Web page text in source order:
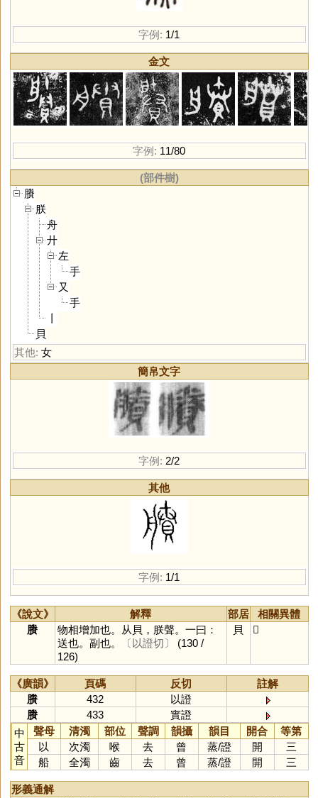
字例: 1/1
金文
字例: 11/80
(部件樹)
賸
朕
舟
廾
左
手
又
手
貝
其他: 女
簡帛文字
字例: 2/2
其他
字例: 1/1
《說文》 解釋 部居
相關異體
賸
物相增加也。从貝，朕聲。一曰：
送也。副也。
〔以證切〕
(130 /
126)
貝 𧷽
《廣韻》 頁碼 反切
註解
賸
432
以證
賸
433
實證
中
古
音
聲母 清濁 部位 聲調 韻攝 韻目 開合
等第
以
次濁 喉 去 曾 蒸/證 開
三
船
全濁 齒 去 曾 蒸/證 開 三
形義通解